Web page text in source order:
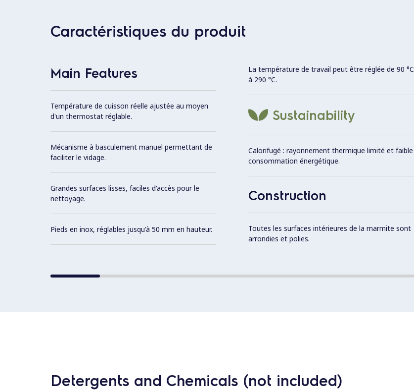
Caractéristiques du produit
Main Features
Température de cuisson réelle ajustée au moyen
d'un thermostat réglable.
Mécanisme à basculement manuel permettant de
faciliter le vidage.
Grandes surfaces lisses, faciles d'accès pour le
nettoyage.
Pieds en inox, réglables jusqu'à 50 mm en hauteur.
La température de travail peut être réglée de 90 °C
à 290 °C.
Sustainability
Calorifugé : rayonnement thermique limité et faible
consommation énergétique.
Construction
Toutes les surfaces intérieures de la marmite sont
arrondies et polies.
Detergents and Chemicals (not included)